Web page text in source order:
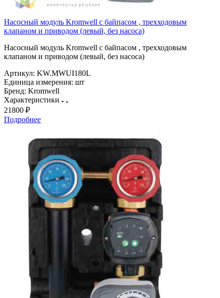
Насосный модуль Kromwell с байпасом , трехходовым
клапаном и приводом (левый, без насоса)
Насосный модуль Kromwell с байпасом , трехходовым
клапаном и приводом (левый, без насоса)
Артикул: KW.MWUI180L
Единица измерения: шт
Бренд: Kromwell
Характеристики
21800 ₽
Подробнее